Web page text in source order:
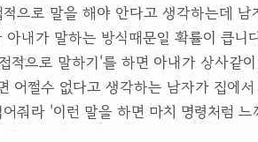
으로 말을 해야 안다고 생각하는데 남
내가 말하는 방식때문일 확률이 큽니
적으로 말하기'를 하면 아내가 상사같이
어쩔수 없다고 생각하는 남자가 집에
줘라 '이런 말을 하면 마치 명령처럼 느